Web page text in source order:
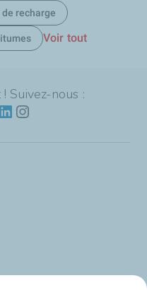
de recharge
Voir tout
Suivez-nous :